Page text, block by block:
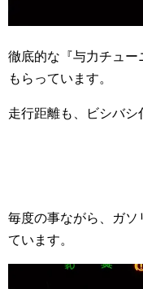
徹底的な『与力チュー
もらっています。
走行距離も、ビシバ
毎度の事ながら、ガ
ています。